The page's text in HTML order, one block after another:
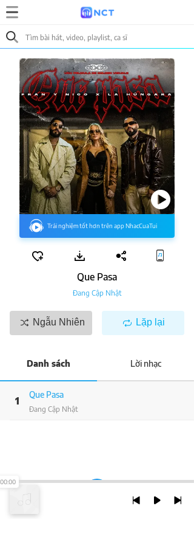
Trải nghiệm tốt hơn trên app NhacCuaTui
Que Pasa
Đang Cập Nhật
Ngẫu Nhiên Lặp lại
Danh sách Lời nhạc
1
Que Pasa
Đang Cập Nhật
00:00